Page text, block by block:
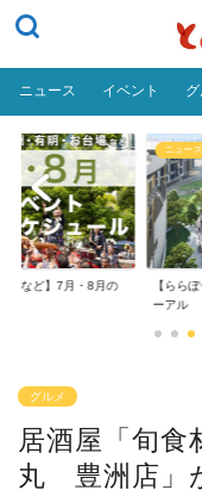
ニュース イベント
場など】7月・8月の
ニュース
【らら
ーアル
グルメ
居酒屋「旬
丸 豊洲店」